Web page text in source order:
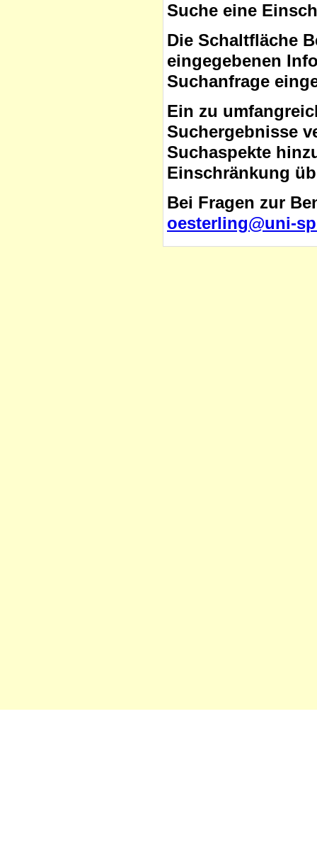
Suche eine
Die Schaltfläche
eingegebenen
Suchanfrage
Ein zu
Suchergebnisse
Suchaspekte
Einschränkung
Bei Fragen zur
oesterling@uni-